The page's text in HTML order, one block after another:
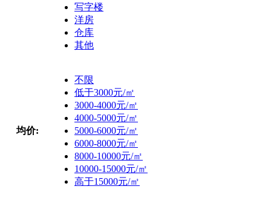
写字楼
洋房
仓库
其他
均价:
不限
低于3000元/㎡
3000-4000元/㎡
4000-5000元/㎡
5000-6000元/㎡
6000-8000元/㎡
8000-10000元/㎡
10000-15000元/㎡
高于15000元/㎡